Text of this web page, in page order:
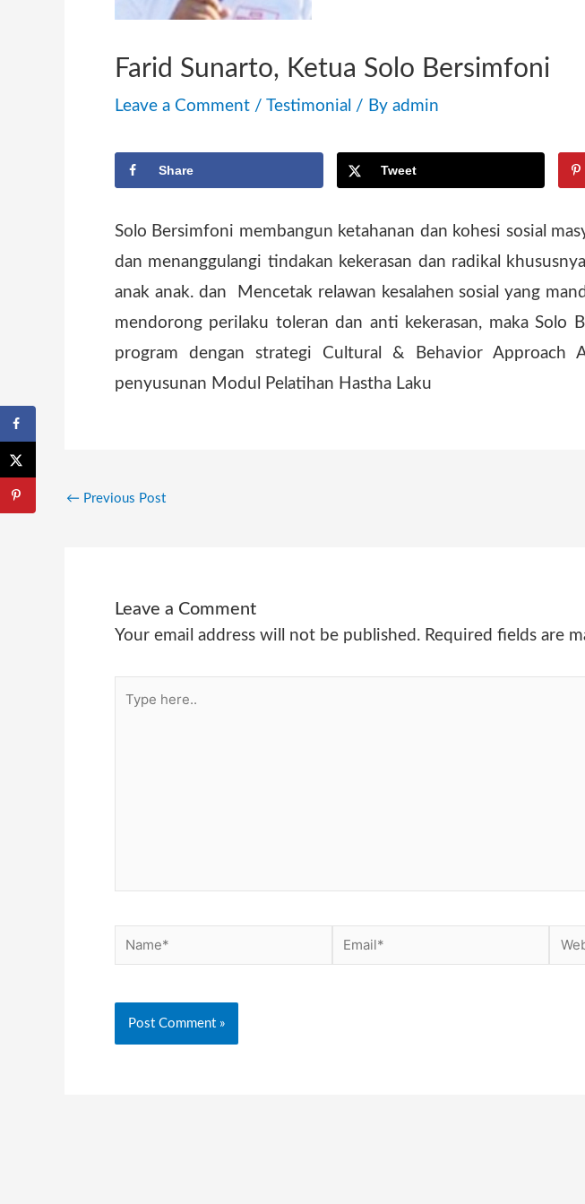
Farid Sunarto, Ketua Solo Bersimfoni
Leave a Comment / Testimonial / By admin
Share Tweet
Solo Bersimfoni membangun ketahanan dan kohesi sosial
dan menanggulangi tindakan kekerasan dan radikal
anak anak. dan Mencetak relawan kesalahen sosial yang
mendorong perilaku toleran dan anti kekerasan, maka Solo
program dengan strategi Cultural & Behavior Approach
penyusunan Modul Pelatihan Hastha Laku
← Previous Post
Leave a Comment
Your email address will not be published. Required fields are
Name* Email*